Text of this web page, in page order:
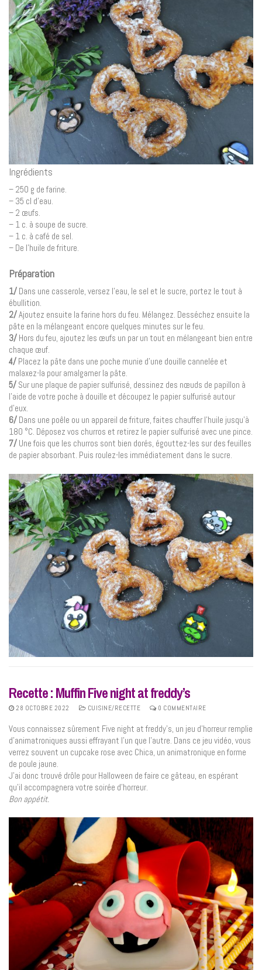
Ingrédients
– 250 g de farine.
– 35 cl d’eau.
– 2 œufs.
– 1 c. à soupe de sucre.
– 1 c. à café de sel.
– De l’huile de friture.
Préparation
1/ Dans une casserole, versez l’eau, le sel et le sucre, portez le tout à
ébullition.
2/Ajoutez ensuite la farine hors du feu. Mélangez. Desséchez ensuite la
pâte en la mélangeant encore quelques minutes sur le feu.
3/ Hors du feu, ajoutez les œufs un par un tout en mélangeant bien entre
chaque œuf.
4/ Placez la pâte dans une poche munie d’une douille cannelée et
malaxez-la pour amalgamer la pâte.
5/ Sur une plaque de papier sulfurisé, dessinez des nœuds de papillon à
l’aide de votre poche à douille et découpez le papier sulfurisé autour
d’eux.
6/ Dans une poêle ou un appareil de friture, faites chauffer l’huile jusqu’à
180 °C. Déposez vos churros et retirez le papier sulfurisé avec une pince.
7/ Une fois que les churros sont bien dorés, égouttez-les sur des feuilles
de papier absorbant. Puis roulez-les immédiatement dans le sucre.
Recette : Muffin Five night at freddy’s
28 OCTOBRE 2022 CUISINE/RECETTE 0 COMMENTAIRE
Vous connaissez sûrement Five night at freddy’s, un jeu d’horreur remplie
d’animatroniques aussi effrayant l’un que l’autre. Dans ce jeu vidéo, vous
verrez souvent un cupcake rose avec Chica, un animatronique en forme
de poule jaune.
J’ai donc trouvé drôle pour Halloween de faire ce gâteau, en espérant
qu’il accompagnera votre soirée d’horreur.
Bon appétit.